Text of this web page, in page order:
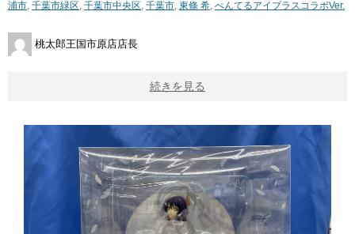
浦市, 千葉市緑区, 千葉市中央区, 千葉市, 東條 希, ぺんてるアイプラスコラボVer.
桃太郎王国市原店店長
続きを見る